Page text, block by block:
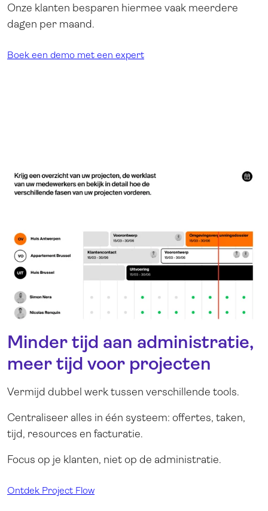
Onze klanten besparen hiermee vaak meerdere
dagen per maand.
Boek een demo met een expert
Minder tijd aan administratie,
meer tijd voor projecten
Vermijd dubbel werk tussen verschillende tools.
Centraliseer alles in één systeem: offertes, taken,
tijd, resources en facturatie.
Focus op je klanten, niet op de administratie.
Ontdek Project Flow